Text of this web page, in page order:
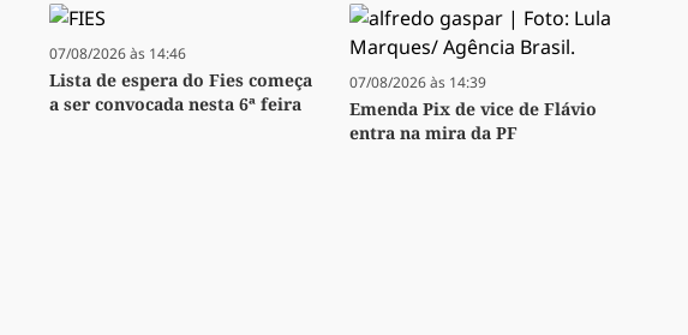
07/08/2026 às 14:46
Lista de espera do Fies começa
a ser convocada nesta 6ª feira
07/08/2026 às 14:39
Emenda Pix de vice de Flávio
entra na mira da PF